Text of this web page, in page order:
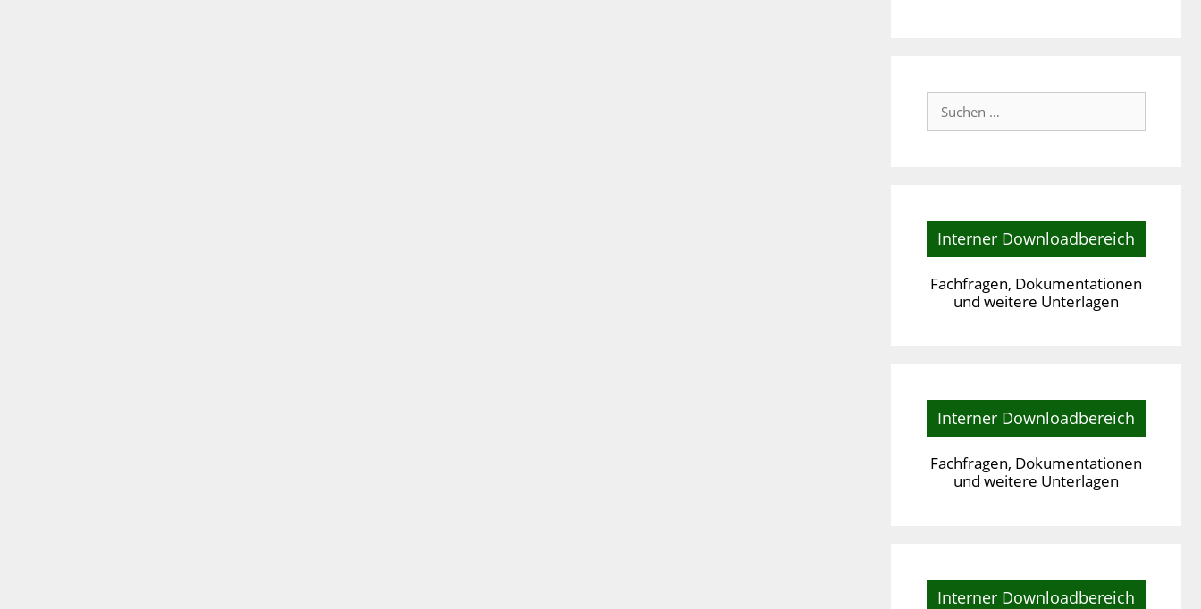
Suchen
nach:
Interner Downloadbereich
Fachfragen, Dokumentationen
und weitere Unterlagen
Interner Downloadbereich
Fachfragen, Dokumentationen
und weitere Unterlagen
Interner Downloadbereich